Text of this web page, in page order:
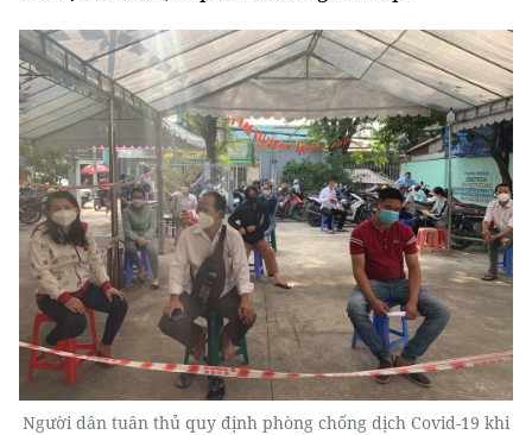
Người dân tuân thủ quy định phòng chống dịch Covid-19 khi